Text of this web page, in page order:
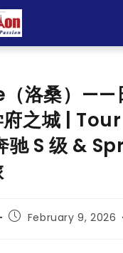
洛桑）——
之城 | Tour
驰 S 级 &
February 9, 2026